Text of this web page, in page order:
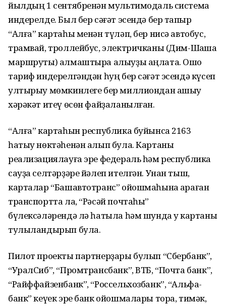
йылдың 1 сентябренән мультимо­даль система
индерелде. Был бер сәғәт эсендә бер тапҡыр
“Алға” картаһы менән түләп, бер нисә автобус,
трамвай, троллейбус, электричканы (Дим-Шаҡша
маршруты) алмаштыра алыуҙы аңлата. Ошо
тариф индерелгәндән һуң бер сәғәт эсендә күсеп
ултырыу мөмкинлеге бер миллиондан ашыу
хәрәкәт итеү өсөн файҙаланылған.
“Алға” картаһын республика буйынса 2163
һатыу нөктәһенән алып була. Картаны
реализациялауға эре федераль һәм республика
сауҙа селтәрҙәре йәлеп ителгән. Унан тыш,
карталар “Башавтотранс” ойошмаһына ҡараған
транспортта ла, “Рәсәй почтаһы”
бүлексәләрендә лә һатыла һәм шунда уҡ картаны
тулыландырып була.
Пилот проекты партнерҙары булып “Сбербанк”,
“УралСиб”, “Промтрансбанк”, ВТБ, “Почта банк”,
“Райффайзенбанк”, “Россельхозбанк”, “Альфа-
банк” кеүек эре банк ойошмалары тора, тимәк,